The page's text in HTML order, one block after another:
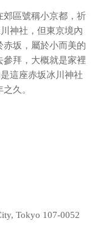
郊區號稱小京都，祈
神社，但東京境內
坂，屬於小而美的
拜，大概就是家裡
這座赤坂冰川神社
久。
Tokyo 107-0052